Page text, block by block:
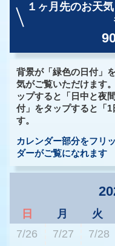
１ヶ月先のお天気
背景が「緑色の日付」
気がご覧いただけます
ップすると「日中と夜
付」をタップすると「
す。
カレンダー部分をフリ
ダーがご覧になれます
日 月 火
7/26
7/27 7/28